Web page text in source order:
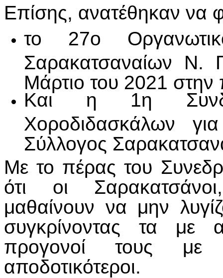
Επίσης, ανατέθηκαν να
το 27ο
Σαρακατσαναίων Ν.
Μάρτιο του 2021 στην
Και η 1η
Χοροδιδασκάλων
Σύλλογος
Με το πέρας του
ότι οι
μαθαίνουν να μην
συγκρίνοντας τα με
προγονοί τους με
αποδοτικότεροι.